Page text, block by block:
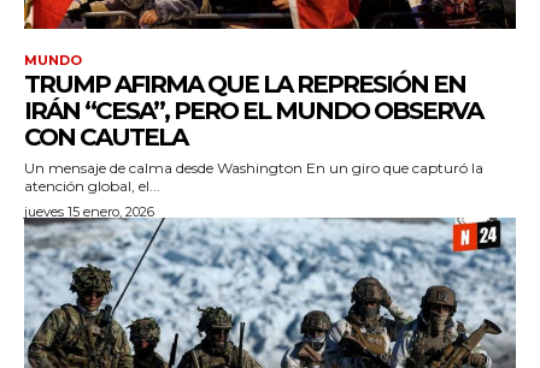
MUNDO
TRUMP AFIRMA QUE LA REPRESIÓN EN
IRÁN “CESA”, PERO EL MUNDO OBSERVA
CON CAUTELA
Un mensaje de calma desde Washington En un giro que capturó la
atención global, el...
jueves 15 enero, 2026